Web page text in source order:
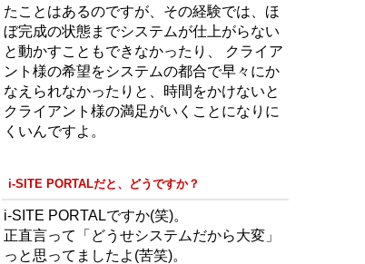
たことはあるのですが、その経験では、ほ
ぼ完成の状態までシステムが仕上がらない
と動かすこともできなかったり、 クライア
ント様の希望をシステムの都合で早々にか
なえられなかったりと、時間をかけないと
クライアント様の満足がいくことになりに
くいんですよ。
i-SITE PORTALだと、どうですか？
i-SITE PORTALですか(笑)。
正直言って「どうせシステムだから大変」
っと思ってましたよ(苦笑)。